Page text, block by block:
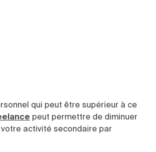
qui peut être supérieur à ce
peut permettre de diminuer
activité secondaire par